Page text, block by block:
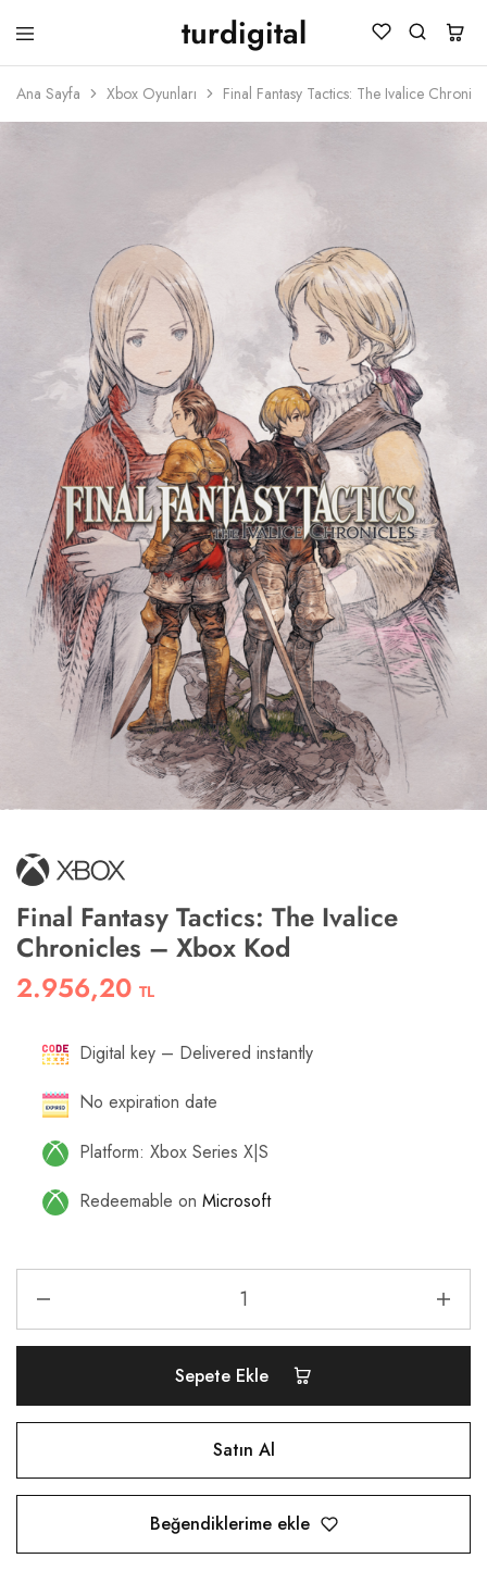
turdigital
TURDIGITAL
Dijital
Kartları
Ana Sayfa Xbox Oyunları Final Fantasy Tactics: The Ivalice
Final Fantasy Tactics: The Ivalice
Chronicles – Xbox Kod
2.956,20 TL
Digital key – Delivered instantly
No expiration date
Platform: Xbox Series X|S
Redeemable on Microsoft
Sepete Ekle
Satın Al
Beğendiklerime ekle